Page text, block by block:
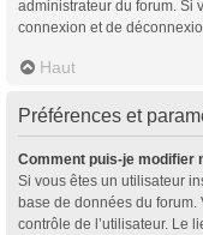
administrateur du forum. Si
connexion et de
Haut
Préférences et
Comment puis-je modifier
Si vous êtes un utilisateur
base de données du
contrôle de l’utilisateur. Le